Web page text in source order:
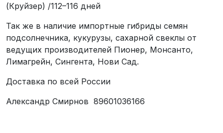
(Круйзер) /112–116 дней
Так же в наличие импортные гибриды семян
подсолнечника, кукурузы, сахарной свеклы от
ведущих производителей Пионер, Монсанто,
Лимагрейн, Сингента, Нови Сад.
Доставка по всей России
Александр Смирнов 89601036166